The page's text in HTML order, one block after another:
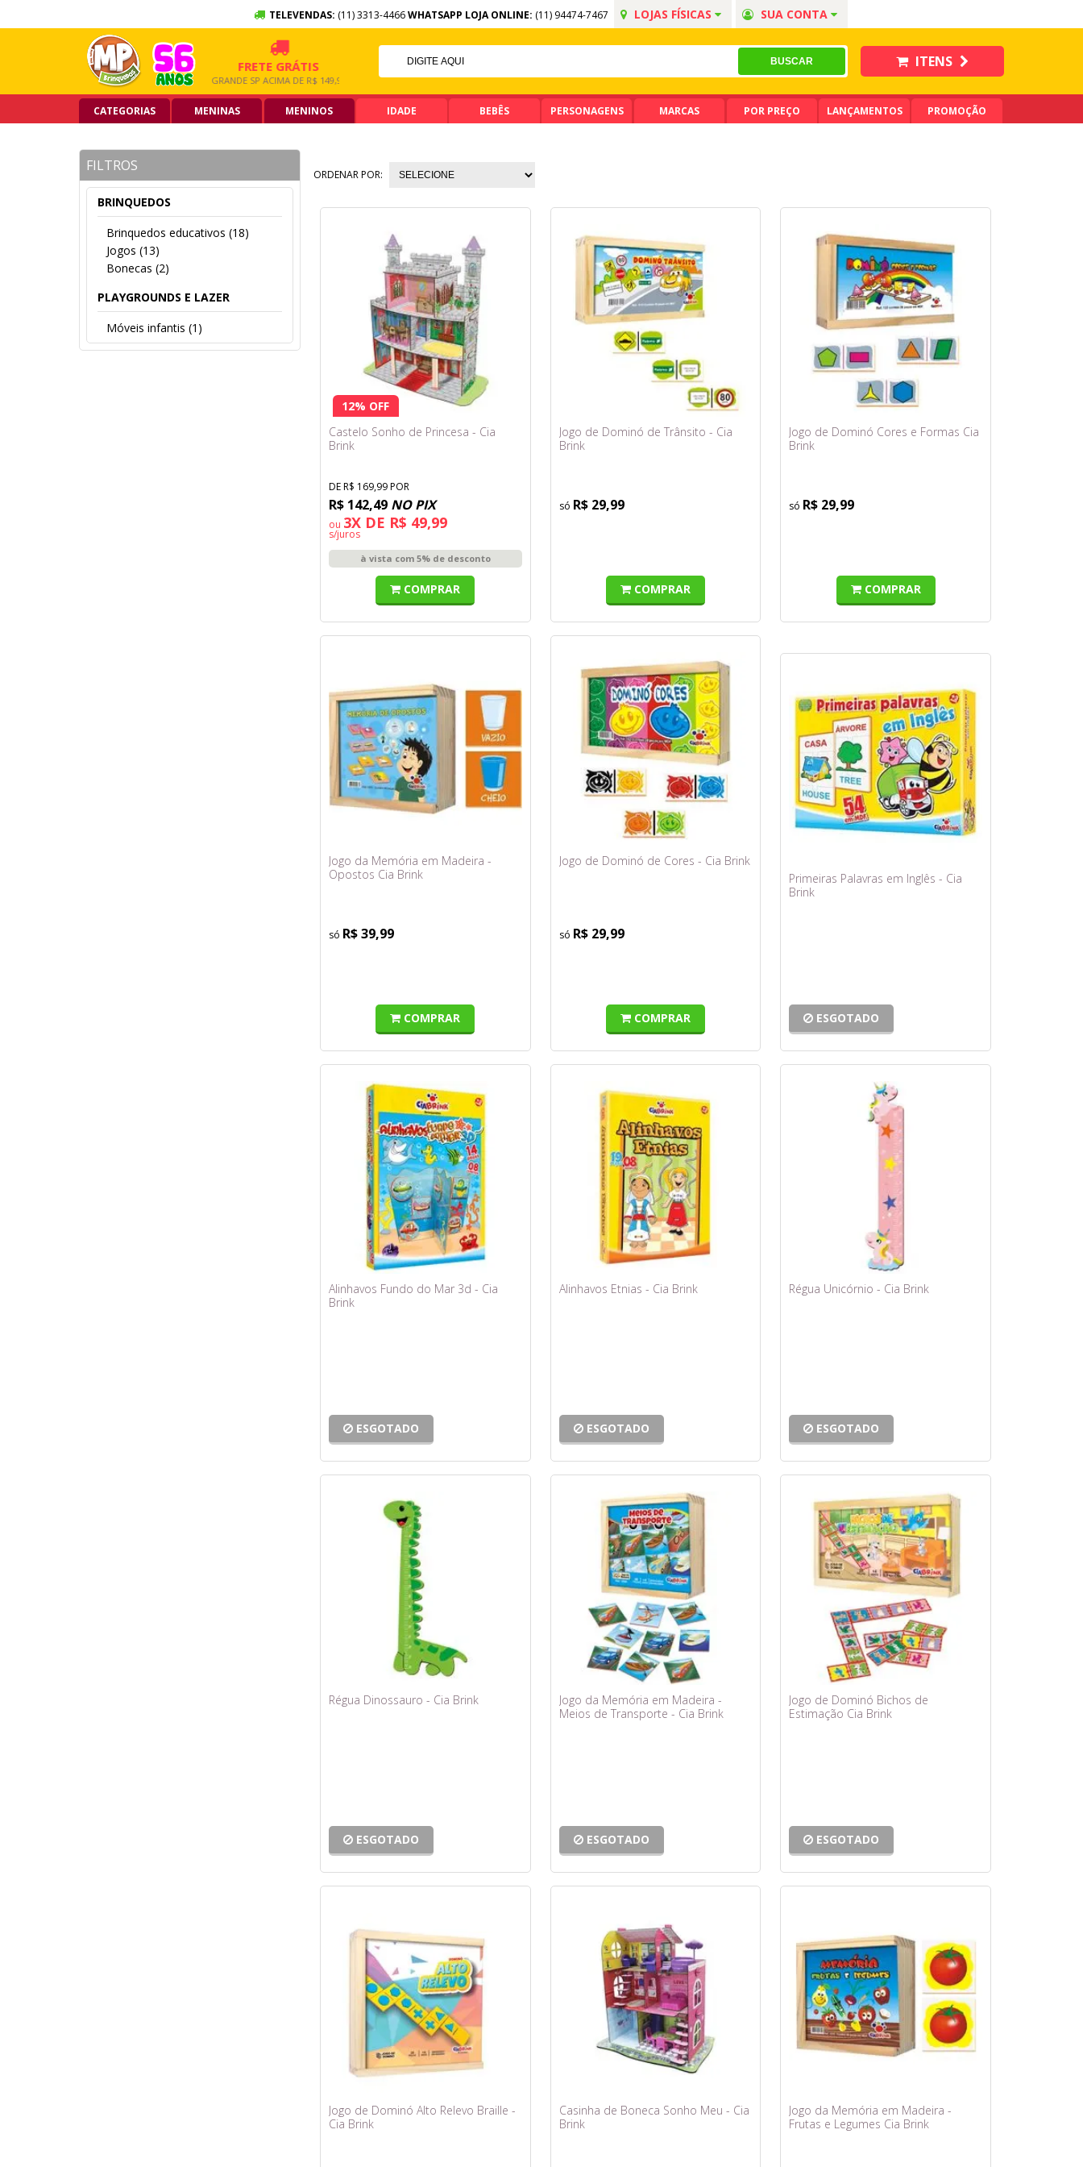
TELEVENDAS: (11) 3313-4466WHATSAPP LOJA ONLINE: (11) 94474-7467 LOJAS FÍSICAS SUA CONTA
10X SEM JUROS
NO CARTÃO DE CRÉDITO
FRETE GRÁTIS
GRANDE SP ACIMA DE R$ 149,90
5% OFF NO PIX
PIX ACIMA DE R$ 99,90
ITENS
CATEGORIAS MENINAS MENINOS IDADE BEBÊS PERSONAGENS MARCAS POR PREÇO LANÇAMENTOS PROMOÇÃO
FILTROS
BRINQUEDOS
Brinquedos educativos (18)
Jogos (13)
Bonecas (2)
PLAYGROUNDS E LAZER
Móveis infantis (1)
ORDENAR POR:
12% OFF
Castelo Sonho de Princesa - Cia
Brink
DE R$ 169,99 POR
R$ 142,49 NO PIX
ou 3X DE R$ 49,99
s/juros
à vista com 5% de desconto
COMPRAR
Jogo de Dominó de Trânsito - Cia
Brink
R$ 29,99
COMPRAR
Jogo de Dominó Cores e Formas Cia
Brink
R$ 29,99
COMPRAR
Jogo da Memória em Madeira -
Opostos Cia Brink
R$ 39,99
COMPRAR
Jogo de Dominó de Cores - Cia Brink
R$ 29,99
COMPRAR
Primeiras Palavras em Inglês - Cia
Brink
ESGOTADO
Alinhavos Fundo do Mar 3d - Cia
Brink
ESGOTADO
Alinhavos Etnias - Cia Brink
ESGOTADO
Régua Unicórnio - Cia Brink
ESGOTADO
Régua Dinossauro - Cia Brink
ESGOTADO
Jogo da Memória em Madeira -
Meios de Transporte - Cia Brink
ESGOTADO
Jogo de Dominó Bichos de
Estimação Cia Brink
ESGOTADO
Jogo de Dominó Alto Relevo Braille -
Cia Brink
Casinha de Boneca Sonho Meu - Cia
Brink
Jogo da Memória em Madeira -
Frutas e Legumes Cia Brink